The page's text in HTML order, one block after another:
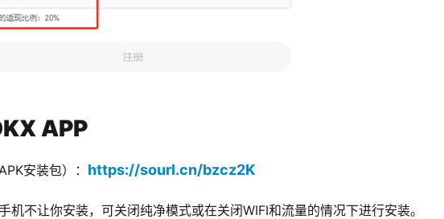
APP
安装包）： https://sourl.cn/bzcz2K
机不让你安装，可关闭纯净模式或在关闭WIFI和流量的情况下进行安装。